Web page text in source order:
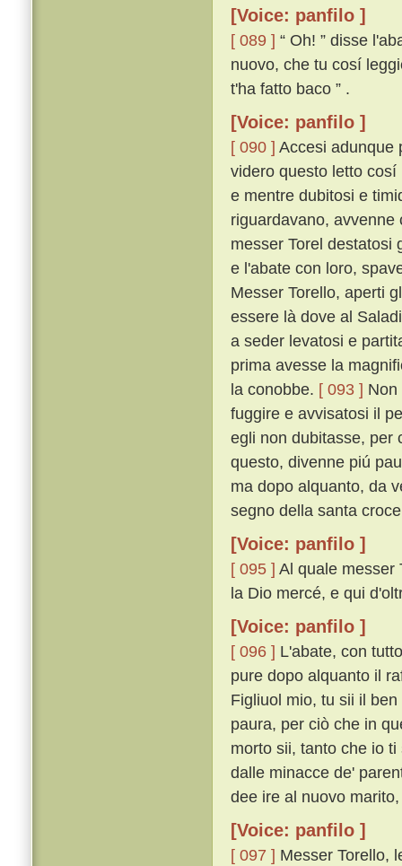
[Voice: panfilo ]
[ 089 ] “ Oh! ” disse
nuovo, che tu cosí
t'ha fatto baco ” .
[Voice: panfilo ]
[ 090 ] Accesi adunque
videro questo letto
e mentre dubitosi e
riguardavano,
messer Torel
e l'abate con loro,
Messer Torello, aperti
essere là dove al
a seder levatosi e
prima avesse la
la conobbe. [ 093 ] Non
fuggire e avvisatosi il
egli non dubitasse, per
questo, divenne piú
ma dopo alquanto, da
segno della santa
[Voice: panfilo ]
[ 095 ] Al quale messer
la Dio mercé, e qui
[Voice: panfilo ]
[ 096 ] L'abate, con
pure dopo alquanto il
Figliuol mio, tu sii il
paura, per ciò che in
morto sii, tanto che io
dalle minacce de'
dee ire al nuovo
[Voice: panfilo ]
[ 097 ] Messer Torello,